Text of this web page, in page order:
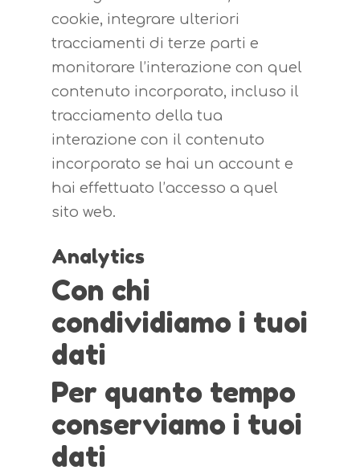
cookie, integrare ulteriori
tracciamenti di terze parti e
monitorare l’interazione con quel
contenuto incorporato, incluso il
tracciamento della tua
interazione con il contenuto
incorporato se hai un account e
hai effettuato l’accesso a quel
sito web.
Analytics
Con chi
condividiamo i tuoi
dati
Per quanto tempo
conserviamo i tuoi
dati
Selezione per la
Valutazioni
Razze
Indici Genetici
Organizzazione
Razze
informazioni e
di iscrizione R.A.
Qualità
Eccellenza
Servizi
Coniglio Italiano
Caratteristiche
Nutrizionali
Ricette
Conoscere il
Coniglicoltura
Promozionali
News
Eventi
PSRN
Contatti
Login R.A. ANCI